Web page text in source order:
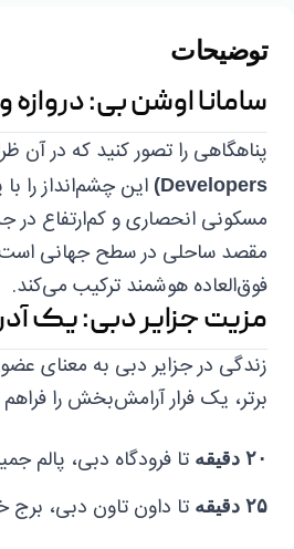
توضیحات
سامانا اوشن بی:
پناهگاهی را تصور کنید که در آن
Developers) این چشم‌انداز را با
مسکونی انحصاری و کم‌ارتفاع در
مقصد ساحلی در سطح جهانی است
فوق‌العاده هوشمند ترکیب می‌کند.
مزیت جزایر دبی: یک
زندگی در جزایر دبی به معنای
برتر، یک فرار آرامش‌بخش را
۲۰ دقیقه تا فرودگاه دبی، پالم
۲۵ دقیقه
تا داون تاون دبی، برج